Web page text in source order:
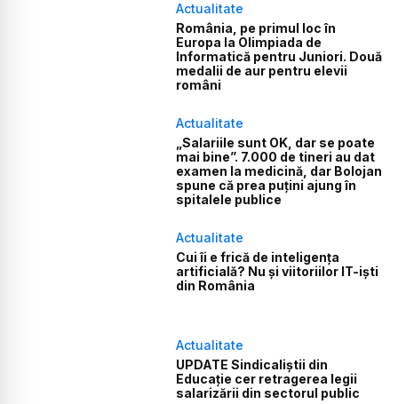
Actualitate
România, pe primul loc în
Europa la Olimpiada de
Informatică pentru Juniori. Două
medalii de aur pentru elevii
români
Actualitate
„Salariile sunt OK, dar se poate
mai bine”. 7.000 de tineri au dat
examen la medicină, dar Bolojan
spune că prea puțini ajung în
spitalele publice
Actualitate
Cui îi e frică de inteligența
artificială? Nu și viitoriilor IT-iști
din România
Actualitate
UPDATE Sindicaliștii din
Educație cer retragerea legii
salarizării din sectorul public